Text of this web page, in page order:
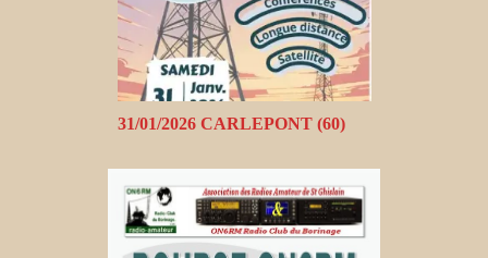
31/01/2026 CARLEPONT (60)